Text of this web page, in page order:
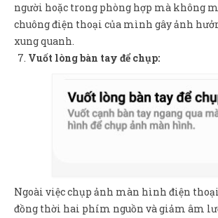
người hoặc trong phòng hợp mà không
chuông điện thoại của mình gây ảnh
xung quanh.
Vuốt lòng bàn tay để chụp:
Ngoài việc chụp ảnh màn hình điện
đồng thời hai phím nguồn và giảm âm